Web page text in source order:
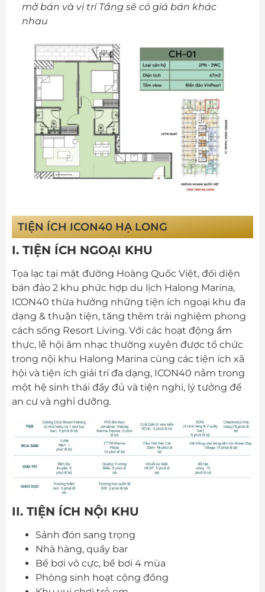
mở bán và vị trí Tầng sẽ có giá bán khác
nhau
TIỆN ÍCH ICON40 HẠ LONG
I. TIỆN ÍCH NGOẠI KHU
Tọa lạc tại mặt đường Hoàng Quốc Việt, đối diện
bán đảo 2 khu phức hợp du lịch Halong Marina,
ICON40 thừa hưởng những tiện ích ngoại khu đa
dạng & thuận tiện, tăng thêm trải nghiệm phong
cách sống Resort Living. Với các hoạt động ẩm
thực, lễ hội âm nhạc thường xuyên được tổ chức
trong nội khu Halong Marina cùng các tiện ích xã
hội và tiện ích giải trí đa dạng, ICON40 nằm trong
một hệ sinh thái đầy đủ và tiện nghi, lý tưởng để
an cư và nghỉ dưỡng.
II. TIỆN ÍCH NỘI KHU
Sảnh đón sang trọng
Nhà hàng, quầy bar
Bể bơi vô cực, bể bơi 4 mùa
Phòng sinh hoạt cộng đồng